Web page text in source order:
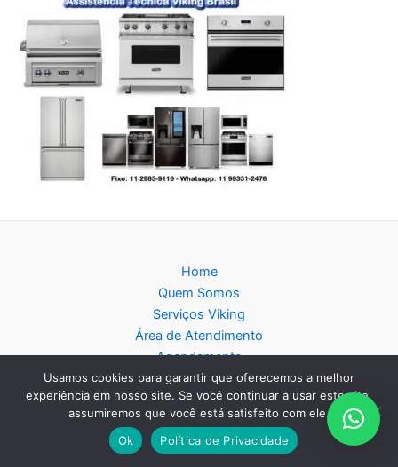
Home
Quem Somos
Serviços Viking
Área de Atendimento
Agendamento
Política de privacidade
Blog
Mapa do Site
Usamos cookies para garantir que oferecemos a melhor
experiência em nosso site. Se você continuar a usar este site,
assumiremos que você está satisfeito com ele.
Ok
Política de Privacidade